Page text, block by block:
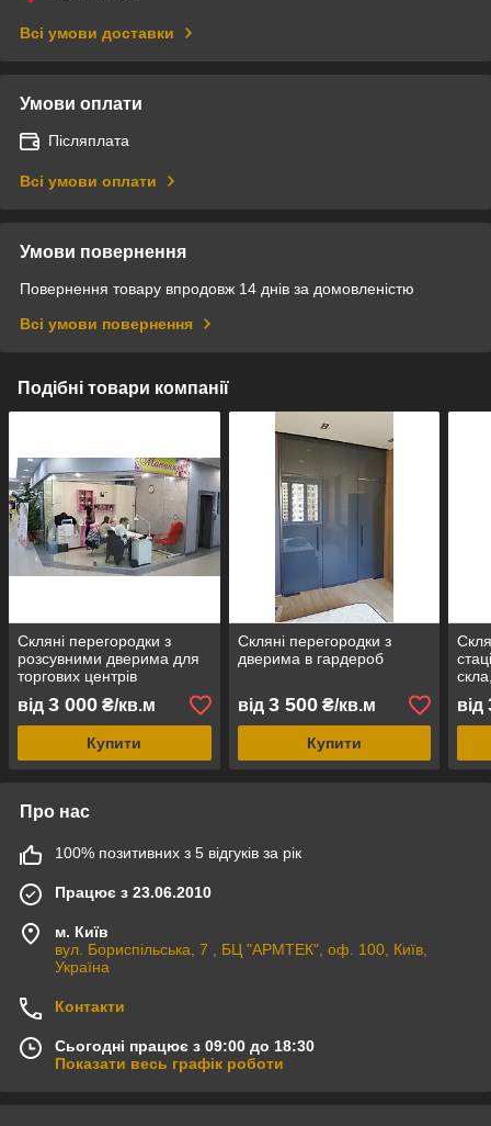
Всі умови доставки
Умови оплати
Післяплата
Всі умови оплати
Умови повернення
Повернення товару впродовж 14 днів за домовленістю
Всі умови повернення
Подібні товари компанії
Скляні перегородки з
розсувними дверима для
торгових центрів
від 3 000 ₴/кв.м
Купити
Скляні перегородки з
дверима в гардероб
від 3 500₴/кв.м
Купити
від
Про нас
100% позитивних з 5 відгуків за рік
Працює з 23.06.2010
м. Київ
вул. Бориспільська, 7 , БЦ "АРМТЕК", оф. 100, Київ,
Україна
Контакти
Сьогодні працює з 09:00 до 18:30
Показати весь графік роботи